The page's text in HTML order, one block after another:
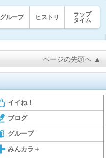
グループ ヒストリ
ラップ
タイム
ページの先頭へ ▲
イイね！
ブログ
グループ
みんカラ＋